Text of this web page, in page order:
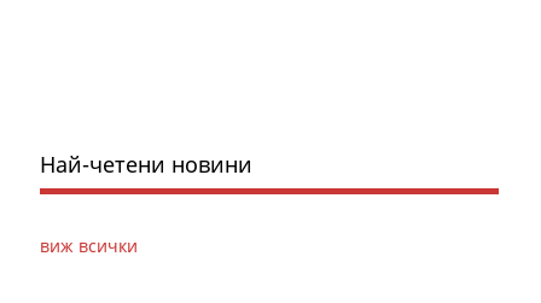
Най-четени новини
виж всички